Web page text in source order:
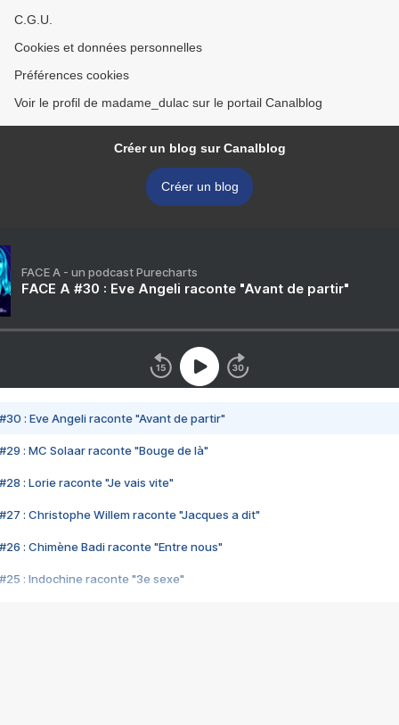
C.G.U.
Cookies et données personnelles
Préférences cookies
Voir le profil de madame_dulac sur le portail Canalblog
Créer un blog sur Canalblog
Créer un blog
FACE A - un podcast Purecharts
FACE A #30 : Eve Angeli raconte "Avant de partir"
#30 : Eve Angeli raconte "Avant de partir"
#29 : MC Solaar raconte "Bouge de là"
#28 : Lorie raconte "Je vais vite"
#27 : Christophe Willem raconte "Jacques a dit"
#26 : Chimène Badi raconte "Entre nous"
#25 : Indochine raconte "3e sexe"